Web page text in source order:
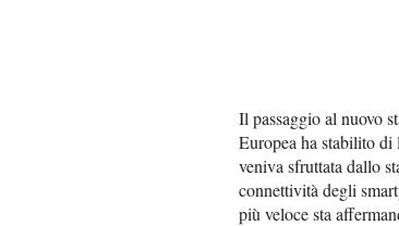
Il passaggio al nuovo
Europea ha stabilito di
veniva sfruttata dallo
connettività degli
più veloce sta